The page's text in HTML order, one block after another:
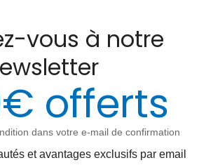
vous à notre
offerts
dans votre e-mail de confirmation
et avantages exclusifs par email